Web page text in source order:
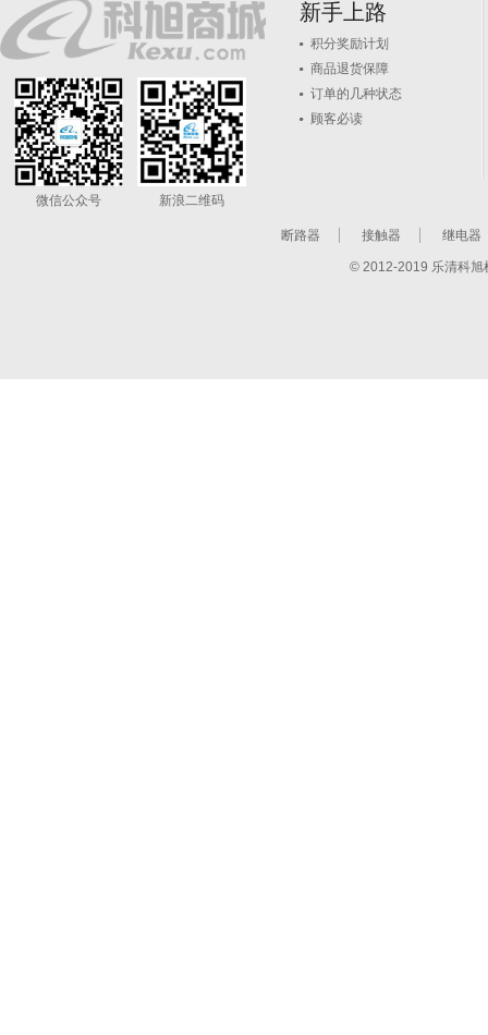
微信公众号 新浪二维码
新手上路
积分奖励计划
商品退货保障
订单的几种状态
顾客必读
断路器 接触器 继电器
© 2012-2019 乐清科旭